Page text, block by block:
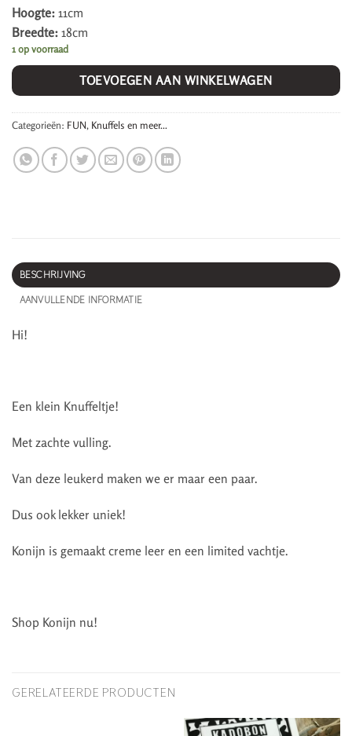
Hoogte: 11cm
Breedte: 18cm
1 op voorraad
TOEVOEGEN AAN WINKELWAGEN
Categorieën: FUN, Knuffels en meer...
BESCHRIJVING
AANVULLENDE INFORMATIE
Hi!
Een klein Knuffeltje!
Met zachte vulling.
Van deze leukerd maken we er maar een paar.
Dus ook lekker uniek!
Konijn is gemaakt creme leer en een limited vachtje.
Shop Konijn nu!
GERELATEERDE PRODUCTEN